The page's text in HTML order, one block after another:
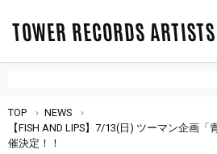
TOWER RECORDS ARTISTS
TOP
NEWS
【FISH AND LIPS】7/13(日) ツーマン企画
催決定！！